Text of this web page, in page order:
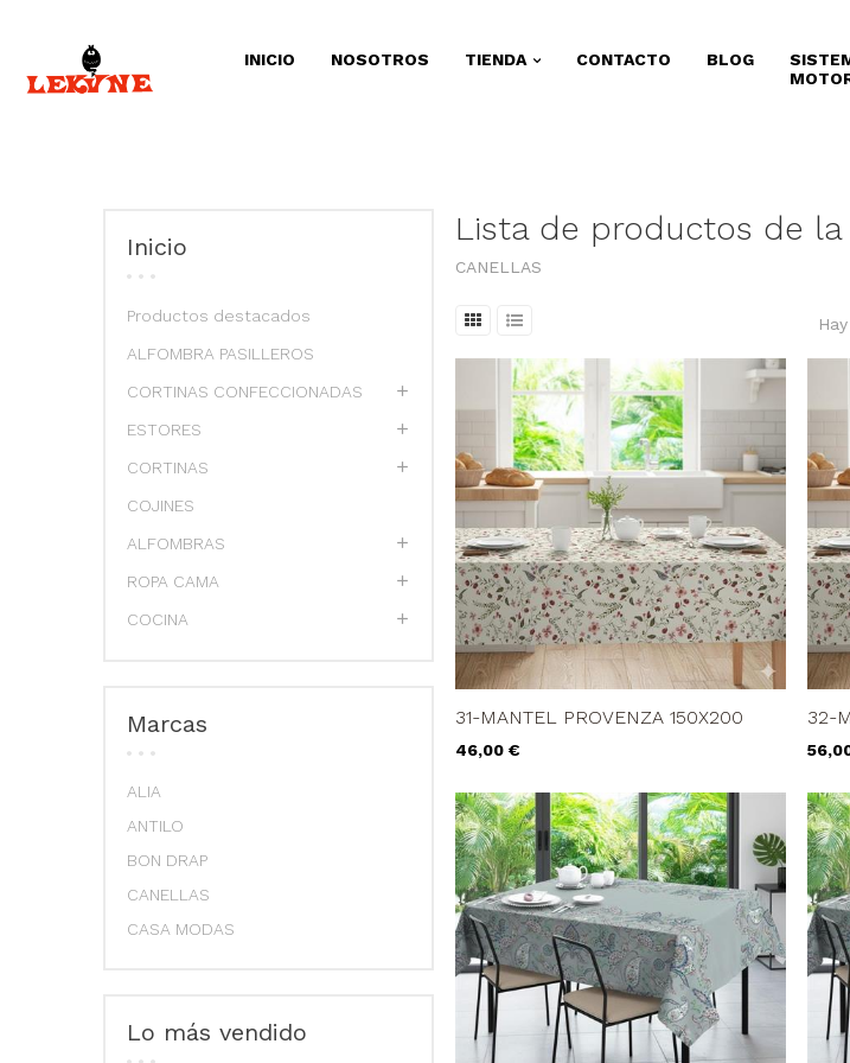
INICIO NOSOTROS TIENDA CONTACTO BLOG
Inicio
Productos destacados
ALFOMBRA PASILLEROS
CORTINAS CONFECCIONADAS
ESTORES
CORTINAS
COJINES
ALFOMBRAS
ROPA CAMA
COCINA
Marcas
ALIA
ANTILO
BON DRAP
CANELLAS
CASA MODAS
Lo más vendido
Lista de productos de la
CANELLAS
31-MANTEL PROVENZA 150X200
Precio
46,00 €
32-